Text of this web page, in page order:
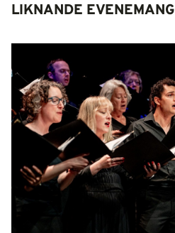
LIKNANDE EVENEMANG